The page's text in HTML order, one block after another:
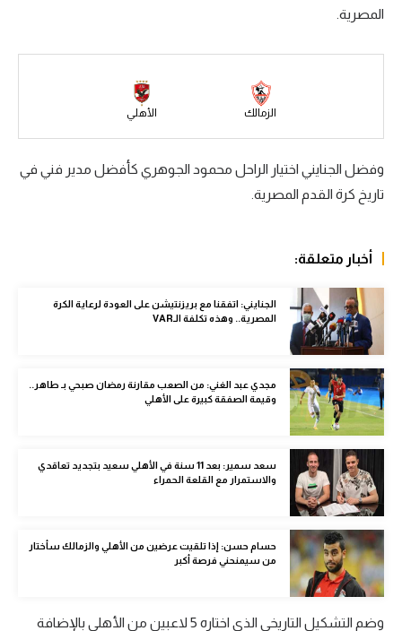
سعودي في الجول
الدوري الإنجليزي
رياضات أخرى
كرة السلة الأمريكية
كرة سلة
كرة يد
كرة طائرة
الوطن العربي
رياضة نسائية
آسيا
أمريكا
ركن الألعاب
المصرية.
الزمالك الأهلي
وفضل الجنايني اختيار الراحل محمود الجوهري كأفضل مدير فني في
تاريخ كرة القدم المصرية.
أخبار متعلقة:
الجنايني: اتفقنا مع بريزنتيشن على العودة لرعاية الكرة
المصرية.. وهذه تكلفة الـVAR
مجدي عبد الغني: من الصعب مقارنة رمضان صبحي بـ طاهر..
وقيمة الصفقة كبيرة على الأهلي
سعد سمير: بعد 11 سنة في الأهلي سعيد بتجديد تعاقدي
والاستمرار مع القلعة الحمراء
حسام حسن: إذا تلقيت عرضين من الأهلي والزمالك سأختار
من سيمنحني فرصة أكبر
وضم التشكيل التاريخي الذي اختاره 5 لاعبين من الأهلي بالإضافة